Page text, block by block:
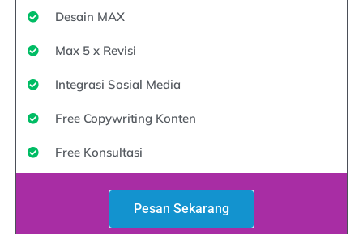
Desain MAX
Max 5 x Revisi
Integrasi Sosial Media
Free Copywriting Konten
Free Konsultasi
Pesan Sekarang